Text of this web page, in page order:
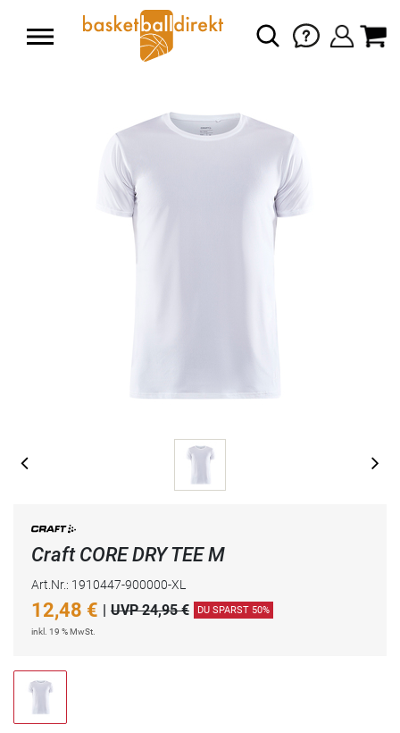
Craft CORE DRY TEE M
Art.Nr.: 1910447-900000-XL
12,48 € | UVP 24,95 € DU SPARST 50%
inkl. 19 % MwSt.